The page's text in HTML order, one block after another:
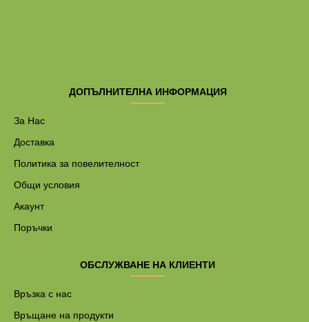
ДОПЪЛНИТЕЛНА ИНФОРМАЦИЯ
За Нас
Доставка
Политика за повелителност
Общи условия
Акаунт
Поръчки
ОБСЛУЖВАНЕ НА КЛИЕНТИ
Връзка с нас
Връщане на продукти